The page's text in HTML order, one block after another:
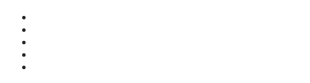
Skip
content